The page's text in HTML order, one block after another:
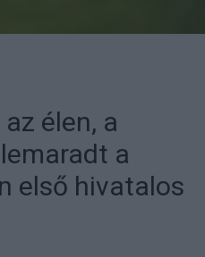
élen, a
a
első hivatalos